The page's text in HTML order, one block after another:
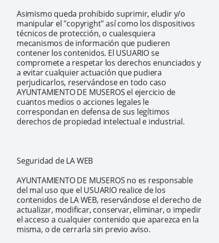
Asimismo queda prohibido suprimir, eludir y/o
manipular el "copyright" así como los dispositivos
técnicos de protección, o cualesquiera
mecanismos de información que pudieren
contener los contenidos. El USUARIO se
compromete a respetar los derechos enunciados y
a evitar cualquier actuación que pudiera
perjudicarlos, reservándose en todo caso
AYUNTAMIENTO DE MUSEROS el ejercicio de
cuantos medios o acciones legales le
correspondan en defensa de sus legítimos
derechos de propiedad intelectual e industrial.
Seguridad de LA WEB
AYUNTAMIENTO DE MUSEROS no es responsable
del mal uso que el USUARIO realice de los
contenidos de LA WEB, reservándose el derecho de
actualizar, modificar, conservar, eliminar, o impedir
el acceso a cualquier contenido que aparezca en la
misma, o de cerrarla sin previo aviso.